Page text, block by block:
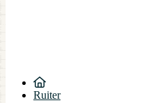
Ruiter